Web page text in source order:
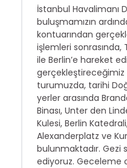
İstanbul Havalimanı
buluşmamızın
kontuarından
işlemleri sonrasında,
ile Berlin’e hareket
gerçekleştireceğimiz
turumuzda, tarihi
yerler arasında
Binası, Unter den
Kulesi, Berlin
Alexanderplatz ve
bulunmaktadır. Gezi
ediyoruz. Geceleme